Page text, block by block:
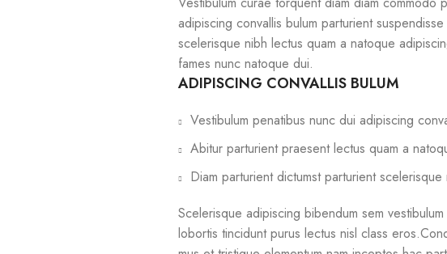
adipiscing convallis bulum parturient
scelerisque nibh lectus quam a natoque
fames nunc natoque dui.
ADIPISCING CONVALLIS BULUM
Vestibulum penatibus nunc dui adipiscing
Abitur parturient praesent lectus quam a
Diam parturient dictumst parturient scelerisque
Scelerisque adipiscing bibendum sem
lobortis tincidunt purus lectus nisl class